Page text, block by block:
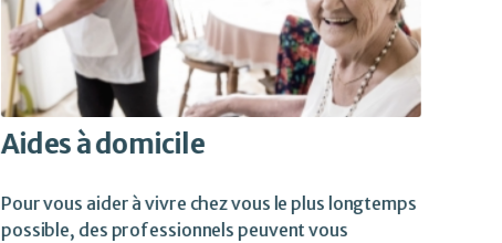
Aides à domicile
Pour vous aider à vivre chez vous le plus longtemps
possible, des professionnels peuvent vous